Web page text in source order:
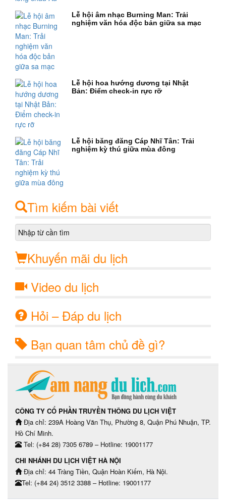
Lễ hội âm nhạc Burning Man: Trải
nghiệm văn hóa độc bản giữa sa mạc
Lễ hội hoa hướng dương tại Nhật
Bản: Điểm check-in rực rỡ
Lễ hội băng đăng Cáp Nhĩ Tân: Trải
nghiệm kỳ thú giữa mùa đông
Tìm kiếm bài viết
Khuyến mãi du lịch
Video du lịch
Hỏi – Đáp du lịch
Bạn quan tâm chủ đề gì?
CÔNG TY CỔ PHẦN TRUYỀN THÔNG DU LỊCH VIỆT
Địa chỉ: 239A Hoàng Văn Thụ, Phường 8, Quận Phú Nhuận, TP.
Hồ Chí Minh.
Tel: (+84 28) 7305 6789 – Hotline: 19001177
CHI NHÁNH DU LỊCH VIỆT HÀ NỘI
Địa chỉ: 44 Tràng Tiền, Quận Hoàn Kiếm, Hà Nội.
Tel: (+84 24) 3512 3388 – Hotline: 19001177